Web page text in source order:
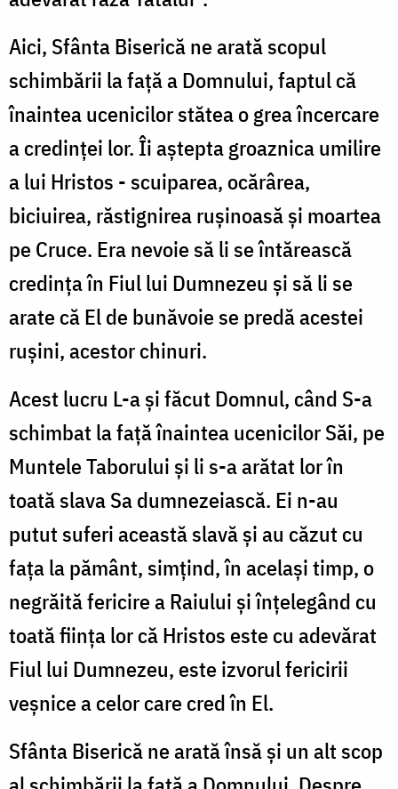
Aici, Sfânta Biserică ne arată scopul
schimbării la faţă a Domnului, faptul că
înaintea ucenicilor stătea o grea încercare
a credinţei lor. Îi aştepta groaznica umilire
a lui Hristos - scuiparea, ocărârea,
biciuirea, răstignirea ruşinoasă şi moartea
pe Cruce. Era nevoie să li se întărească
credinţa în Fiul lui Dumnezeu şi să li se
arate că El de bunăvoie se predă acestei
ruşini, acestor chinuri.
Acest lucru L-a şi făcut Domnul, când S-a
schimbat la faţă înaintea ucenicilor Săi, pe
Muntele Taborului şi li s-a arătat lor în
toată slava Sa dumnezeiască. Ei n-au
putut suferi această slavă şi au căzut cu
faţa la pământ, simţind, în acelaşi timp, o
negrăită fericire a Raiului şi înţelegând cu
toată fiinţa lor că Hristos este cu adevărat
Fiul lui Dumnezeu, este izvorul fericirii
veşnice a celor care cred în El.
Sfânta Biserică ne arată însă şi un alt scop